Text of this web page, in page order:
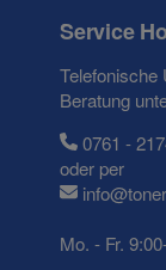
Service
Telefonische
Beratung
0761 -
oder per
Mo. - Fr.